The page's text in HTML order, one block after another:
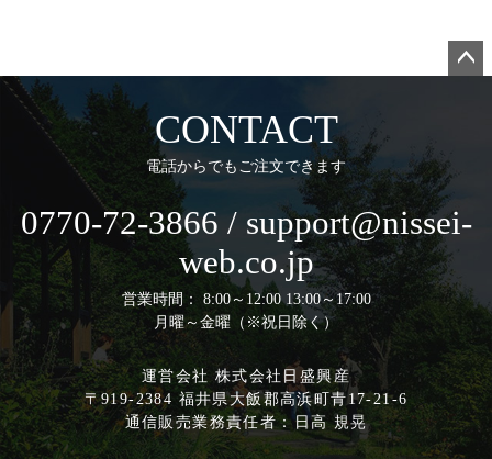
へ
CONTACT
電話からでもご注文できます
0770-72-3866 / support@nissei-
web.co.jp
営業時間： 8:00～12:00 13:00～17:00
月曜～金曜（※祝日除く）
運営会社 株式会社日盛興産
〒919-2384 福井県大飯郡高浜町青17-21-6
通信販売業務責任者：日高 規晃